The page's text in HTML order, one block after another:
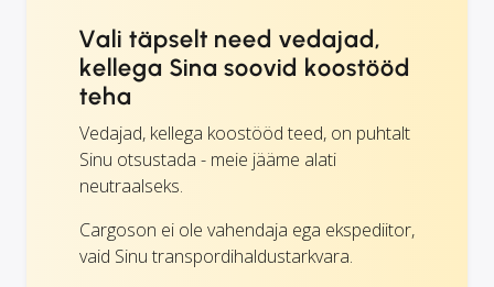
Vali täpselt need vedajad,
kellega Sina soovid koostööd
teha
Vedajad, kellega koostööd teed, on puhtalt
Sinu otsustada - meie jääme alati
neutraalseks.
Cargoson ei ole vahendaja ega ekspediitor,
vaid Sinu transpordihaldustarkvara.